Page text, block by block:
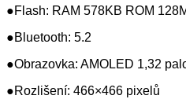
●Flash: RAM 578KB ROM
●Bluetooth: 5.2
●Obrazovka: AMOLED 1,32
●Rozlišení: 466×466 pixelů